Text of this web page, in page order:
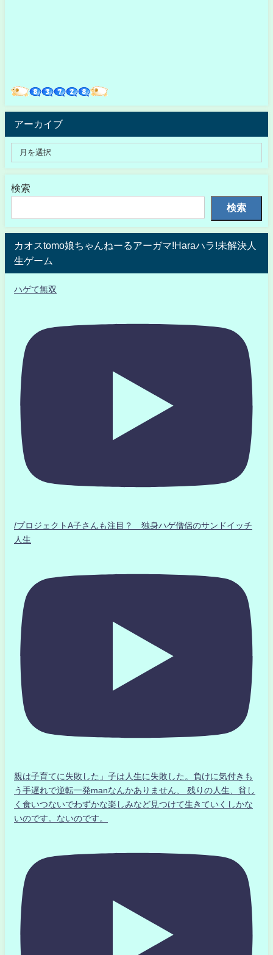
アーカイブ
検索
検索
カオスtomo娘ちゃんねーるアーガマ!Haraハラ!未解決人
生ゲーム
ハゲて無双
/プロジェクトA子さんも注目？ 独身ハゲ僧侶のサンドイッチ
人生
親は子育てに失敗した」子は人生に失敗した。負けに気付きも
う手遅れで逆転一発manなんかありません、 残りの人生、貧し
く食いつないでわずかな楽しみなど見つけて生きていくしかな
いのです。ないのです。